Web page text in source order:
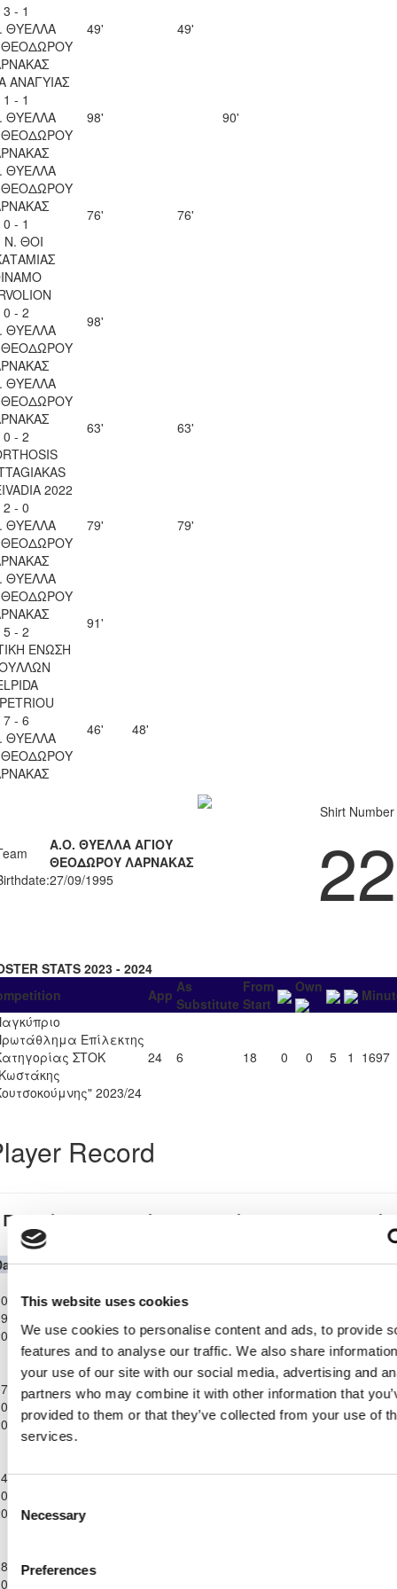
This website uses cookies
We use cookies to personalise content and ads, to provide
features and to analyse our traffic. We also share
your use of our site with our social media, advertising and
partners who may combine it with other information that
provided to them or that they’ve collected from your use of
services.
Consent
Selection
Necessary
Preferences
3 - 1
ΘΥΕΛΛΑ
ΘΕΟΔΩΡΟΥ
49' 49'
ΑΝΑΓΥΙΑΣ
1 - 1
ΘΥΕΛΛΑ
ΘΕΟΔΩΡΟΥ
98' 90'
ΘΥΕΛΛΑ
ΘΕΟΔΩΡΟΥ
0 - 1
Ν. ΘΟΙ
76' 76'
0 - 2
ΘΥΕΛΛΑ
ΘΕΟΔΩΡΟΥ
98'
ΘΥΕΛΛΑ
ΘΕΟΔΩΡΟΥ
0 - 2
63' 63'
2022
2 - 0
ΘΥΕΛΛΑ
ΘΕΟΔΩΡΟΥ
79' 79'
ΘΥΕΛΛΑ
ΘΕΟΔΩΡΟΥ
5 - 2
ΕΝΩΣΗ
91'
7 - 6
ΘΥΕΛΛΑ
ΘΕΟΔΩΡΟΥ
46' 48'
Α.Ο. ΘΥΕΛΛΑ ΑΓΙΟΥ
ΘΕΟΔΩΡΟΥ ΛΑΡΝΑΚΑΣ
27/09/1995
Shirt Number
22
STATS 2023 - 2024
App As
Substitute
From
Start
Own
Επίλεκτης
ΣΤΟΚ
2023/24
24 6 18 0 0 5 1 1697
Record
Παγκύπριο Πρωτάθλημα Επίλεκτης
Competition Home TeamH AAway Team MinutesIn
Πρωτάθλημα
Κατηγορίας
ΣΤΟΚ
ΑΓΙΟΥ
ΘΕΟΔΩΡΟΥ
ΛΑΡΝΑΚΑΣ
ΛΕΥΚΩΣΙΑΣ
Παγκύπριο
Πρωτάθλημα
Επίλεκτης
Κατηγορίας
ΣΤΟΚ
Α.Ο. ΘΥΕΛΛΑ
ΑΓΙΟΥ
ΘΕΟΔΩΡΟΥ
ΑΘΛΗΤΙΚΟΣ
ΟΜΙΛΟΣ
ΑΥΓΟΡΟΥ
Πρωτάθλημα
Κατηγορίας
Πρωτάθλημα